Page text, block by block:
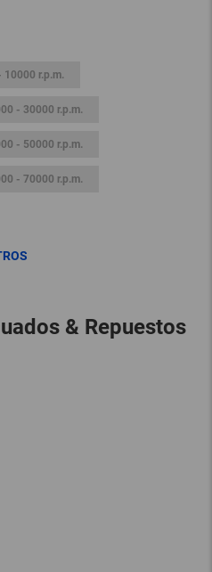
5000 - 10000 r.p.m.
15000 - 30000 r.p.m.
25000 - 50000 r.p.m.
35000 - 70000 r.p.m.
& Repuestos